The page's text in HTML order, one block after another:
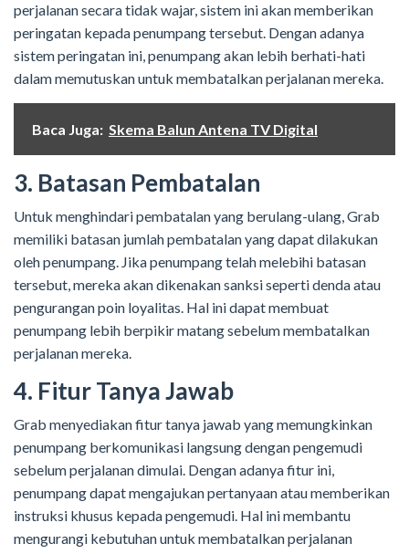
perjalanan secara tidak wajar, sistem ini akan memberikan
peringatan kepada penumpang tersebut. Dengan adanya
sistem peringatan ini, penumpang akan lebih berhati-hati
dalam memutuskan untuk membatalkan perjalanan mereka.
Baca Juga: Skema Balun Antena TV Digital
3. Batasan Pembatalan
Untuk menghindari pembatalan yang berulang-ulang, Grab
memiliki batasan jumlah pembatalan yang dapat dilakukan
oleh penumpang. Jika penumpang telah melebihi batasan
tersebut, mereka akan dikenakan sanksi seperti denda atau
pengurangan poin loyalitas. Hal ini dapat membuat
penumpang lebih berpikir matang sebelum membatalkan
perjalanan mereka.
4. Fitur Tanya Jawab
Grab menyediakan fitur tanya jawab yang memungkinkan
penumpang berkomunikasi langsung dengan pengemudi
sebelum perjalanan dimulai. Dengan adanya fitur ini,
penumpang dapat mengajukan pertanyaan atau memberikan
instruksi khusus kepada pengemudi. Hal ini membantu
mengurangi kebutuhan untuk membatalkan perjalanan